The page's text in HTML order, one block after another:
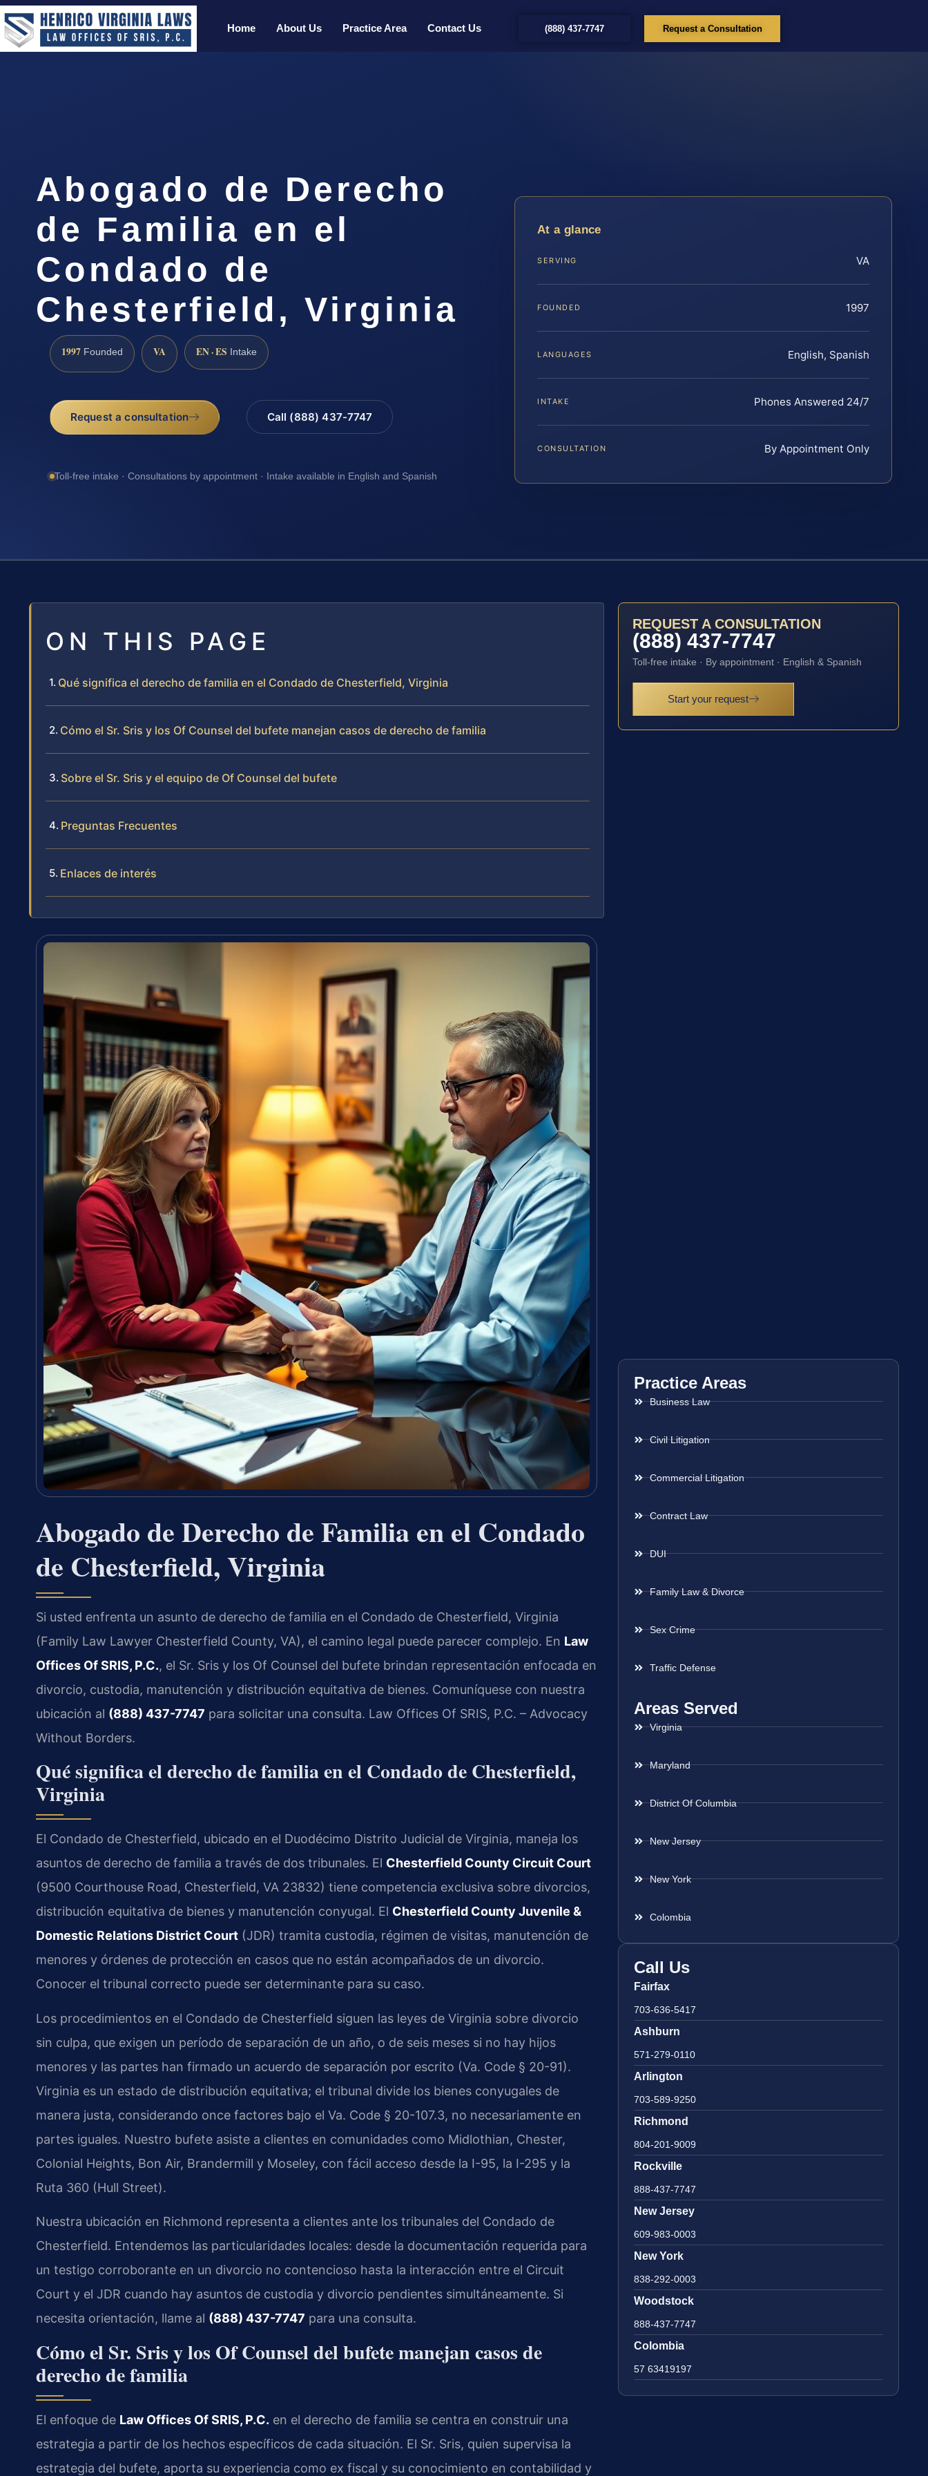
Home About Us Practice Area Contact Us (888) 437-7747 Request a Consultation
Abogado de Derecho
de Familia en el
Condado de
Chesterfield, Virginia
1997 Founded VA EN · ES Intake
Request a consultation Call (888) 437-7747
Toll-free intake · Consultations by appointment · Intake available in English and Spanish
At a glance
SERVING VA
FOUNDED 1997
LANGUAGES English, Spanish
INTAKE Phones Answered 24/7
CONSULTATION By Appointment Only
ON THIS PAGE
Qué significa el derecho de familia en el Condado de Chesterfield, Virginia
Cómo el Sr. Sris y los Of Counsel del bufete manejan casos de derecho de familia
Sobre el Sr. Sris y el equipo de Of Counsel del bufete
Preguntas Frecuentes
Enlaces de interés
Abogado de Derecho de Familia en el Condado
de Chesterfield, Virginia
Si usted enfrenta un asunto de derecho de familia en el Condado de Chesterfield, Virginia
(Family Law Lawyer Chesterfield County, VA), el camino legal puede parecer complejo. En Law
Offices Of SRIS, P.C., el Sr. Sris y los Of Counsel del bufete brindan representación enfocada en
divorcio, custodia, manutención y distribución equitativa de bienes. Comuníquese con nuestra
ubicación al (888) 437-7747 para solicitar una consulta. Law Offices Of SRIS, P.C. – Advocacy
Without Borders.
Qué significa el derecho de familia en el Condado de Chesterfield,
Virginia
El Condado de Chesterfield, ubicado en el Duodécimo Distrito Judicial de Virginia, maneja los
asuntos de derecho de familia a través de dos tribunales. El Chesterfield County Circuit Court
(9500 Courthouse Road, Chesterfield, VA 23832) tiene competencia exclusiva sobre divorcios,
distribución equitativa de bienes y manutención conyugal. El Chesterfield County Juvenile &
Domestic Relations District Court (JDR) tramita custodia, régimen de visitas, manutención de
menores y órdenes de protección en casos que no están acompañados de un divorcio.
Conocer el tribunal correcto puede ser determinante para su caso.
Los procedimientos en el Condado de Chesterfield siguen las leyes de Virginia sobre divorcio
sin culpa, que exigen un período de separación de un año, o de seis meses si no hay hijos
menores y las partes han firmado un acuerdo de separación por escrito (Va. Code § 20-91).
Virginia es un estado de distribución equitativa; el tribunal divide los bienes conyugales de
manera justa, considerando once factores bajo el Va. Code § 20-107.3, no necesariamente en
partes iguales. Nuestro bufete asiste a clientes en comunidades como Midlothian, Chester,
Colonial Heights, Bon Air, Brandermill y Moseley, con fácil acceso desde la I-95, la I-295 y la
Ruta 360 (Hull Street).
Nuestra ubicación en Richmond representa a clientes ante los tribunales del Condado de
Chesterfield. Entendemos las particularidades locales: desde la documentación requerida para
un testigo corroborante en un divorcio no contencioso hasta la interacción entre el Circuit
Court y el JDR cuando hay asuntos de custodia y divorcio pendientes simultáneamente. Si
necesita orientación, llame al (888) 437-7747 para una consulta.
Cómo el Sr. Sris y los Of Counsel del bufete manejan casos de
derecho de familia
El enfoque de Law Offices Of SRIS, P.C. en el derecho de familia se centra en construir una
estrategia a partir de los hechos específicos de cada situación. El Sr. Sris, quien supervisa la
estrategia del bufete, aporta su experiencia como ex fiscal y su conocimiento en contabilidad y
REQUEST A CONSULTATION
(888) 437-7747
Toll-free intake · By appointment · English & Spanish
Start your request
Practice Areas
Business Law
Civil Litigation
Commercial Litigation
Contract Law
DUI
Family Law & Divorce
Sex Crime
Traffic Defense
Areas Served
Virginia
Maryland
District Of Columbia
New Jersey
New York
Colombia
Call Us
Fairfax
703-636-5417
Ashburn
571-279-0110
Arlington
703-589-9250
Richmond
804-201-9009
Rockville
888-437-7747
New Jersey
609-983-0003
New York
838-292-0003
Woodstock
888-437-7747
Colombia
57 63419197